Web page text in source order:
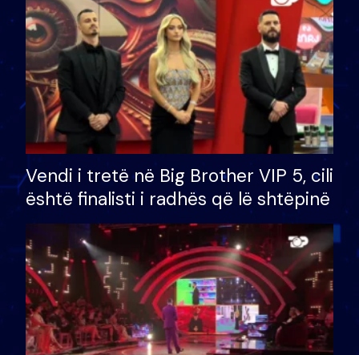
Vendi i tretë në Big Brother VIP 5, cili
është finalisti i radhës që lë shtëpinë